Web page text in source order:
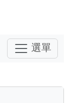
選單